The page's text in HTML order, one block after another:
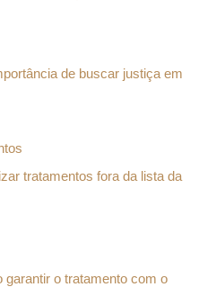
de buscar justiça em
tratamentos fora da lista da
o tratamento com o